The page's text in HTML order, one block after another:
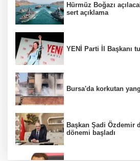
Hürmüz Boğazı
sert açıklama
YENİ Parti İl Başkanı
Bursa'da korkutan
Başkan Şadi Özdemir
dönemi başladı